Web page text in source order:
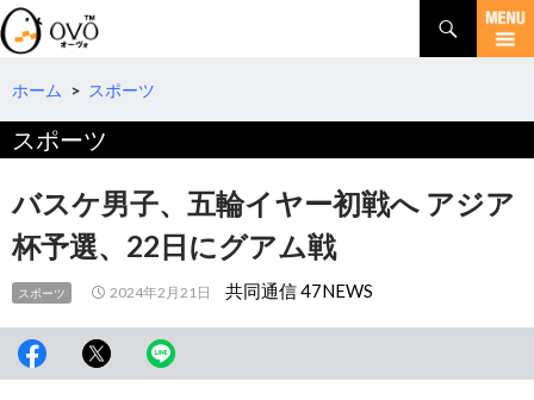
検
索
コ
テ
へ
動
ホーム > スポーツ
スポーツ
バスケ男子、五輪イヤー初戦へ アジア
杯予選、22日にグアム戦
スポーツ 2024年2月21日 共同通信 47NEWS